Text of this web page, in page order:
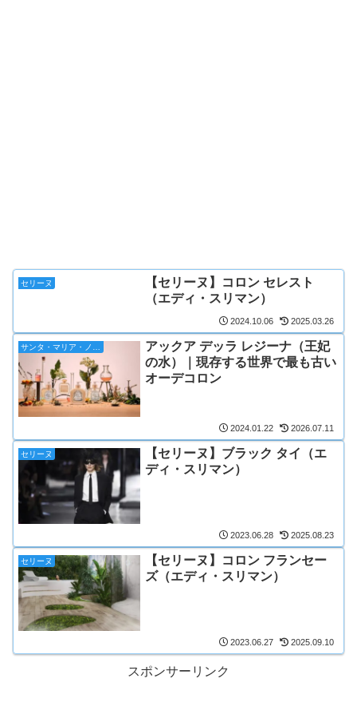
セリーヌ
【セリーヌ】コロン セレスト
（エディ・スリマン）
2024.10.06 2025.03.26
サンタ・マリア・ノヴェッラ
アックア デッラ レジーナ（王妃
の水）｜現存する世界で最も古い
オーデコロン
2024.01.22 2026.07.11
セリーヌ
【セリーヌ】ブラック タイ（エ
ディ・スリマン）
2023.06.28 2025.08.23
セリーヌ
【セリーヌ】コロン フランセー
ズ（エディ・スリマン）
2023.06.27 2025.09.10
スポンサーリンク